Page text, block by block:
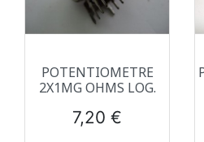
POTENTIOMETRE
2X1MG OHMS LOG.
Prix
7,20 €